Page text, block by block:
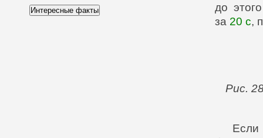
Интересные факты
до
за 20 с,
Рис.